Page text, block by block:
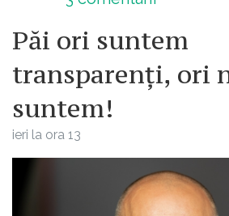
Păi ori suntem
transparenți, ori
suntem!
ieri la ora 13